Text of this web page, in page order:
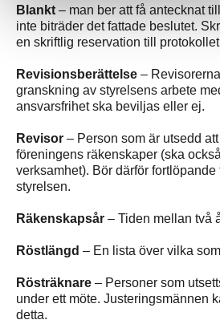
Blankt – man ber att få antecknat
inte biträder det fattade beslutet.
en skriftlig reservation till
Revisionsberättelse –
granskning av styrelsens arbete
ansvarsfrihet ska beviljas eller ej.
Revisor – Person som är utsedd
föreningens räkenskaper (ska
verksamhet). Bör därför fortlöpande
styrelsen.
Räkenskapsår – Tiden mellan två
Röstlängd – En lista över vilka
Rösträknare – Personer som
under ett möte. Justeringsmännen
detta.